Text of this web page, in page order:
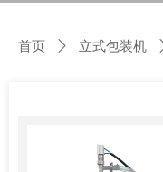
首页 ꄲ 立式包装机